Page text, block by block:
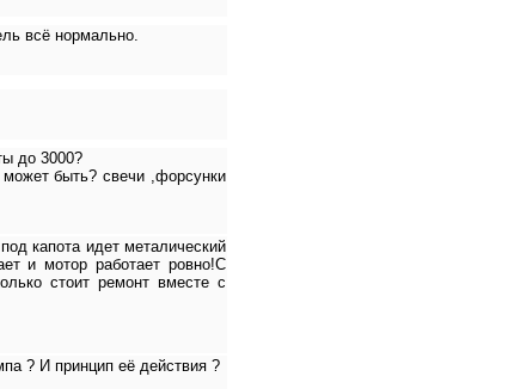
всё нормально.
до 3000?
быть? свечи ,форсунки
капота идет металический
и мотор работает ровно!С
стоит ремонт вместе с
? И принцип её действия ?